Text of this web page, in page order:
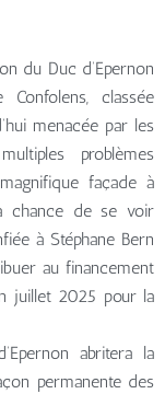
du Duc d’Epernon
classée
menacée par les
problèmes
façade à
chance de se voir
à Stéphane Bern
au financement
juillet 2025 pour la
abritera la
permanente des